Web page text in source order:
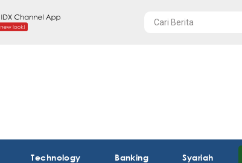
Technology Banking Syariah